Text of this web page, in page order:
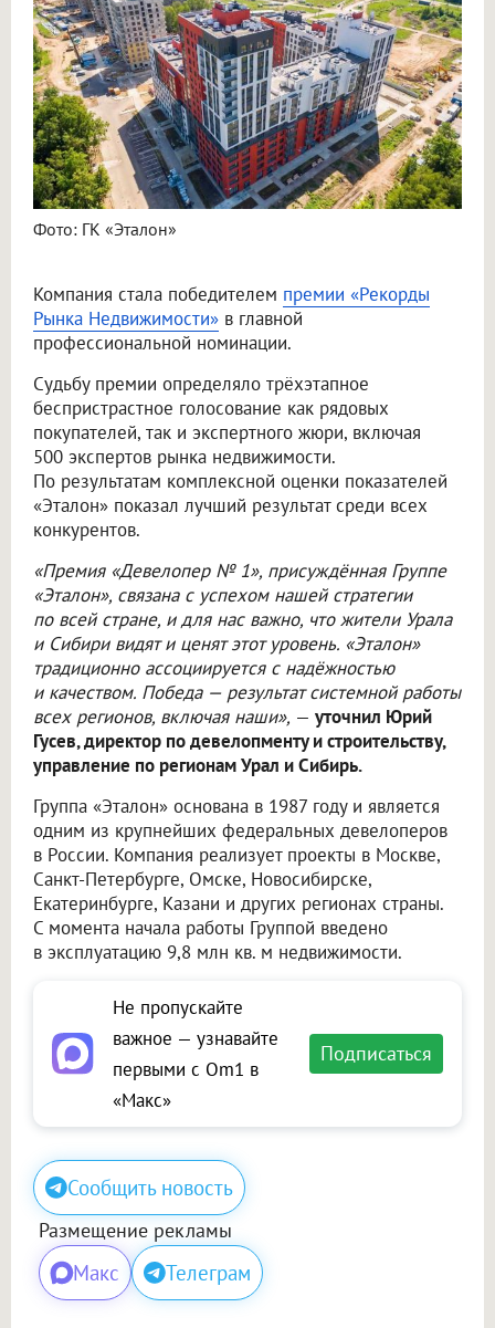
Фото: ГК «Эталон»
Компания стала победителем премии «Рекорды
Рынка Недвижимости» в главной
профессиональной номинации.
Судьбу премии определяло трёхэтапное
беспристрастное голосование как рядовых
покупателей, так и экспертного жюри, включая
500 экспертов рынка недвижимости.
По результатам комплексной оценки показателей
«Эталон» показал лучший результат среди всех
конкурентов.
«Премия «Девелопер № 1», присуждённая Группе
«Эталон», связана с успехом нашей стратегии
по всей стране, и для нас важно, что жители Урала
и Сибири видят и ценят этот уровень. «Эталон»
традиционно ассоциируется с надёжностью
и качеством. Победа — результат системной работы
всех регионов, включая наши», — уточнил Юрий
Гусев, директор по девелопменту и строительству,
управление по регионам Урал и Сибирь.
Группа «Эталон» основана в 1987 году и является
одним из крупнейших федеральных девелоперов
в России. Компания реализует проекты в Москве,
Санкт-Петербурге, Омске, Новосибирске,
Екатеринбурге, Казани и других регионах страны.
С момента начала работы Группой введено
в эксплуатацию 9,8 млн кв. м недвижимости.
Не пропускайте
важное — узнавайте
первыми с Om1 в
«Макс»
Подписаться
Сообщить новость
Размещение рекламы
Макс Телеграм